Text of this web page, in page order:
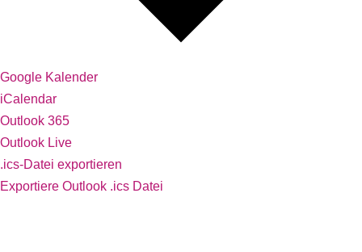
Google Kalender
iCalendar
Outlook 365
Outlook Live
.ics-Datei exportieren
Exportiere Outlook .ics Datei